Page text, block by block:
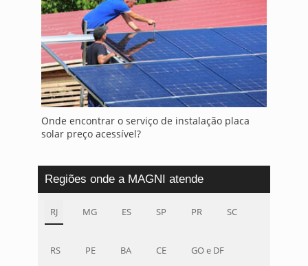
Onde encontrar o serviço de instalação placa
solar preço acessível?
Regiões onde a MAGNI atende
RJ MG ES SP PR SC
RS PE BA CE GO e DF